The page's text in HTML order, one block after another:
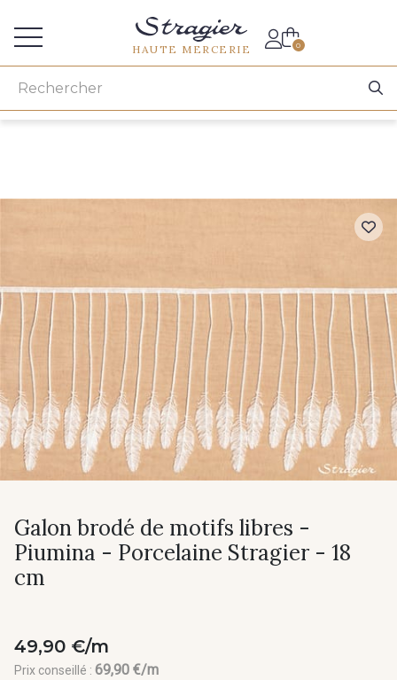
HAUTE MERCERIE 0
Galon brodé de motifs libres -
Piumina - Porcelaine Stragier - 18
cm
49,90 €/m
Prix conseillé : 69,90 €/m